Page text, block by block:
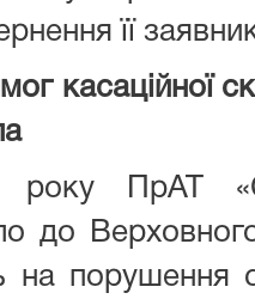
її
касаційної
ПрАТ
до
порушення